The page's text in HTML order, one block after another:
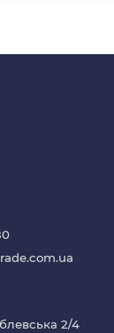
технічних
без покриття
Т5
полоса —
високій міцності
і
для
— 100% 2/4